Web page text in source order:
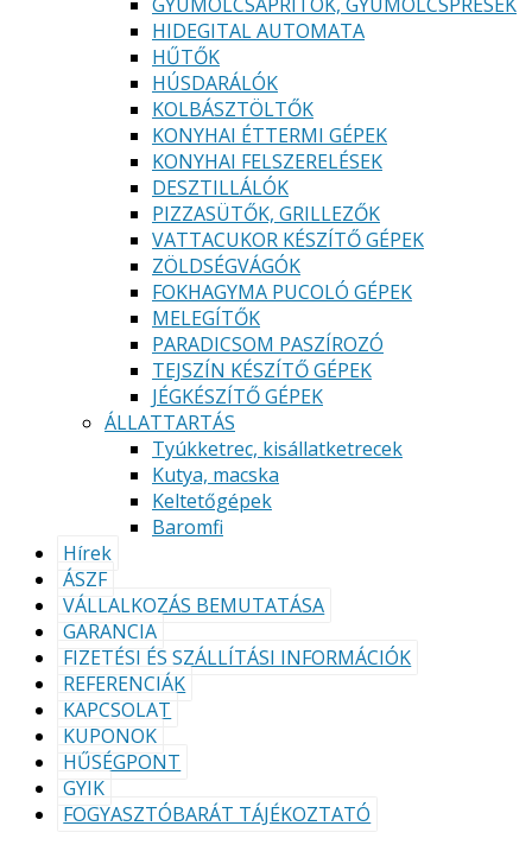
HIDEGITAL AUTOMATA
HŰTŐK
HÚSDARÁLÓK
KOLBÁSZTÖLTŐK
KONYHAI ÉTTERMI GÉPEK
KONYHAI FELSZERELÉSEK
DESZTILLÁLÓK
PIZZASÜTŐK, GRILLEZŐK
VATTACUKOR KÉSZÍTŐ GÉPEK
ZÖLDSÉGVÁGÓK
FOKHAGYMA PUCOLÓ GÉPEK
MELEGÍTŐK
PARADICSOM PASZÍROZÓ
TEJSZÍN KÉSZÍTŐ GÉPEK
JÉGKÉSZÍTŐ GÉPEK
ÁLLATTARTÁS
Tyúkketrec, kisállatketrecek
Kutya, macska
Keltetőgépek
Baromfi
Hírek
ÁSZF
VÁLLALKOZÁS BEMUTATÁSA
GARANCIA
FIZETÉSI ÉS SZÁLLÍTÁSI INFORMÁCIÓK
REFERENCIÁK
KAPCSOLAT
KUPONOK
HŰSÉGPONT
GYIK
FOGYASZTÓBARÁT TÁJÉKOZTATÓ